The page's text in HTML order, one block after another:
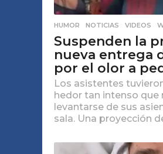
HUMOR ,NOTICIAS ,VIDEOS ,
Suspenden la
nueva entrega
por el olor a
Los asistentes
hedor tan intenso
levantarse de sus
sala. Una proyección